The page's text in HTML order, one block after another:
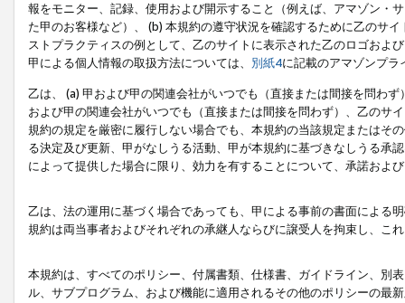
報をモニター、記録、使用および開示すること（例えば、アマゾン・
た甲のお客様など）、 (b) 本規約の遵守状況を確認するために乙のサ
ストプラクティスの例として、乙のサイトに表示された乙のロゴおよ
甲による個人情報の取扱方法については、 別紙4に記載のアマゾンプ
乙は、 (a) 甲および甲の関連会社がいつでも（直接または間接を問わ
および甲の関連会社がいつでも（直接または間接を問わず）、乙のサ
規約の規定を厳密に履行しない場合でも、本規約の当該規定またはそ
る決定及び更新、甲がなしうる活動、甲が本規約に基づきなしうる承
によって提供した場合に限り、効力を有することについて、承諾およ
乙は、法の運用に基づく場合であっても、甲による事前の書面による
規約は両当事者およびそれぞれの承継人ならびに譲受人を拘束し、こ
本規約は、すべてのポリシー、付属書類、仕様書、ガイドライン、別
ル、サブプログラム、および機能に適用されるその他のポリシーの最